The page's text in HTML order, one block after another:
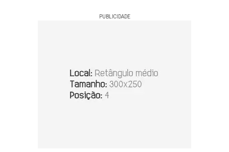
PUBLICIDADE